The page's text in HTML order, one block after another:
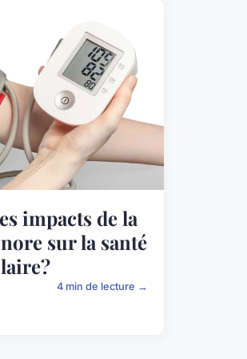
impacts de la
sur la santé
4 min de lecture →